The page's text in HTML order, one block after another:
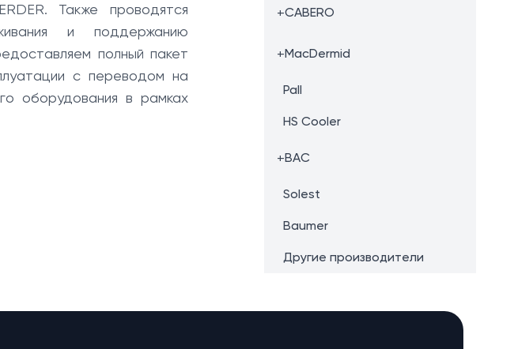
Также проводятся
и поддержанию
полный пакет
с переводом на
оборудования в рамках
+CABERO
+MacDermid
Pall
HS Cooler
+BAC
Solest
Baumer
Другие производители